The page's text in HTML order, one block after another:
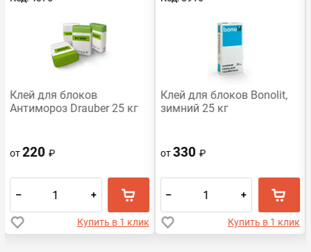
Клей для блоков
Антимороз Drauber 25 кг
от220₽
– +
Купить в 1 клик
Клей для блоков Bonolit,
зимний 25 кг
от330₽
– +
Купить в 1 клик